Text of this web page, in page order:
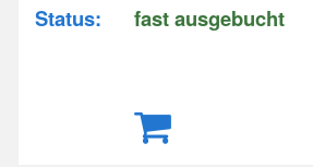
Status:
fast ausgebucht